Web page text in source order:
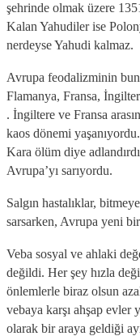
şehrinde olmak üzere
Kalan Yahudiler ise
nerdeyse Yahudi kalmaz.
Avrupa feodalizminin
Flamanya, Fransa,
. İngiltere ve Fransa
kaos dönemi
Kara ölüm diye
Avrupa’yı sarıyordu.
Salgın hastalıklar,
sarsarken, Avrupa yeni
Veba sosyal ve ahlaki
değildi. Her şey hızla
önlemlerle biraz olsun
vebaya karşı ahşap evler
olarak bir araya geldiği